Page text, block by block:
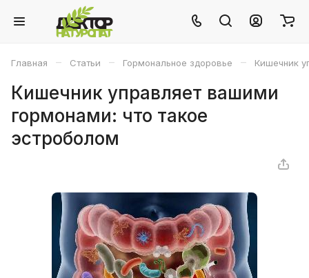
Главная – Статьи – Гормональное здоровье – Кишечник
Кишечник управляет вашими
гормонами: что такое
эстроболом